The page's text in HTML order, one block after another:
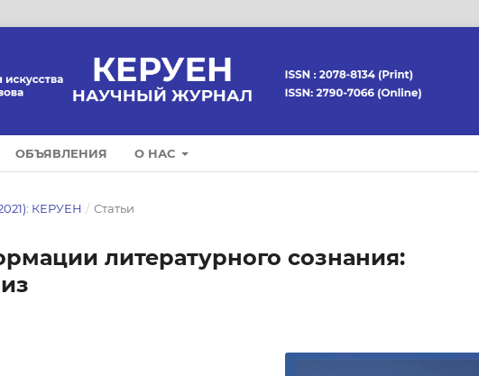
ОБЪЯВЛЕНИЯ О НАС
КЕРУЕН / Статьи
литературного сознания: